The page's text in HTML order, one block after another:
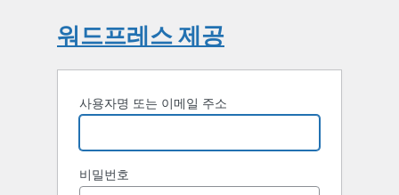
워드프레스 제공
사용자명 또는 이메일 주소
비밀번호